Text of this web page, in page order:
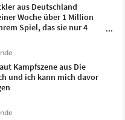
aus Deutschland
Woche über 1 Million
Spiel, das sie nur 4
Kampfszene aus Die
und ich kann mich davor